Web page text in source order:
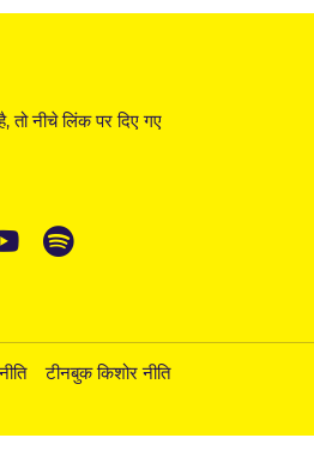
नीचे लिंक पर दिए गए
टीनबुक किशोर नीति